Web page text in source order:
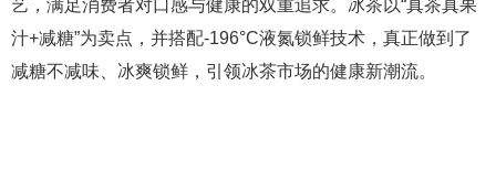
艺，满足消费者对口感与健康的双重追求。冰茶以“真茶真果
汁+减糖”为卖点，并搭配-196°C液氮锁鲜技术，真正做到了
减糖不减味、冰爽锁鲜，引领冰茶市场的健康新潮流。